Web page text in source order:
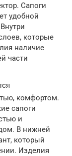
Сапоги
удобной
которые
наличие
части
комфортом.
сапоги
и
В нижней
который
Изделия